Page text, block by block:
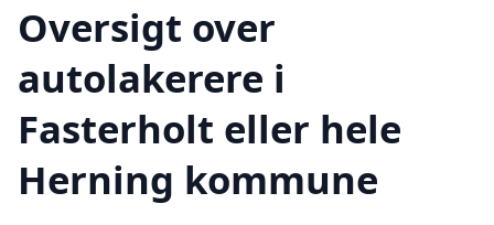
Oversigt over
autolakerere i
Fasterholt eller hele
Herning kommune